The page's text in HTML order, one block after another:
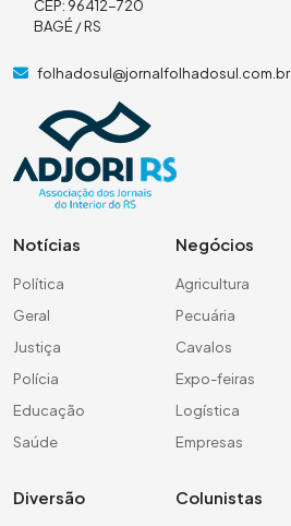
CEP: 96412-720
BAGÉ / RS
folhadosul@jornalfolhadosul.com.br
Notícias
Política
Geral
Justiça
Polícia
Educação
Saúde
Negócios
Agricultura
Pecuária
Cavalos
Expo-feiras
Logística
Empresas
Diversão Colunistas